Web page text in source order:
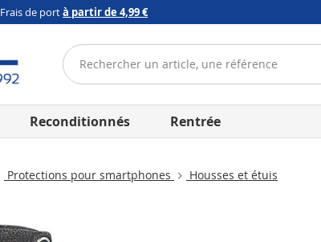
Frais de portà partir de 4,99 €
Reconditionnés Rentrée
Protections pour smartphones Housses et étuis